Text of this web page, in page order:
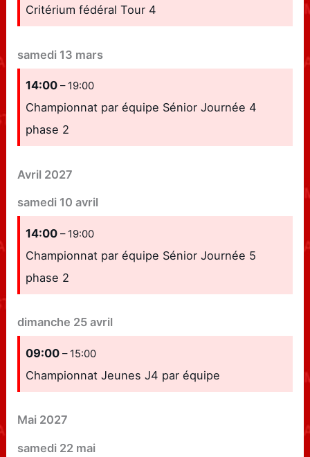
Critérium fédéral Tour 4
samedi 13 mars
14:00– 19:00
Championnat par équipe Sénior Journée 4
phase 2
Avril 2027
samedi 10 avril
14:00– 19:00
Championnat par équipe Sénior Journée 5
phase 2
dimanche 25 avril
09:00– 15:00
Championnat Jeunes J4 par équipe
Mai 2027
samedi 22 mai